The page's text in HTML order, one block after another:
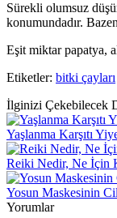
Sürekli olumsuz
konumundadır.
Eşit miktar papatya,
Etiketler: bitki çayları
İlginizi Çekebilecek
Yaşlanma Karşıtı
Reiki Nedir, Ne İçin
Yosun Maskesinin
Yorumlar